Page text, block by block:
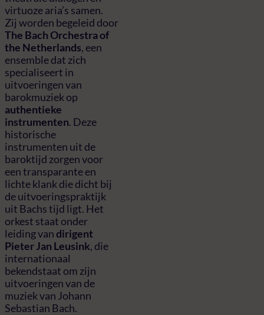
virtuoze aria’s samen.
Zij worden begeleid door
The Bach Orchestra of
the Netherlands, een
ensemble dat zich
specialiseert in
uitvoeringen van
barokmuziek op
authentieke
instrumenten. Deze
historische
instrumenten uit de
baroktijd zorgen voor
een transparante en
lichte klank die dicht bij
de uitvoeringspraktijk
uit Bachs tijd ligt. Het
orkest staat onder
leiding vandirigent
Pieter Jan Leusink, die
internationaal
bekendstaat om zijn
uitvoeringen van de
muziek van Johann
Sebastian Bach.